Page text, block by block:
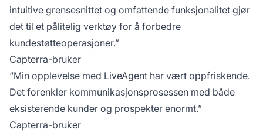
intuitive grensesnittet og omfattende funksjonalitet gjør
det til et pålitelig verktøy for å forbedre
kundestøtteoperasjoner.”
Capterra-bruker
“Min opplevelse med LiveAgent har vært oppfriskende.
Det forenkler kommunikasjonsprosessen med både
eksisterende kunder og prospekter enormt.”
Capterra-bruker